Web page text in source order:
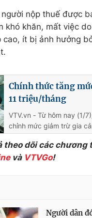
nộp thuế được
khó khăn, mất việc
cao, ít bị ảnh hưởng
Chính thức tăng
11 triệu/tháng
VTV.vn - Từ hôm nay (1/
chỉnh mức giảm trừ gia
theo dõi các
và VTVGo!
Người dân